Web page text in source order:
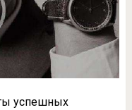
успешных